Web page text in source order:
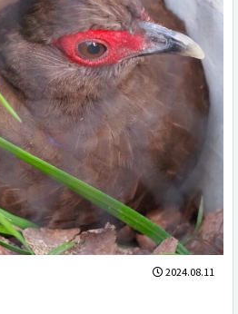
2024.08.11